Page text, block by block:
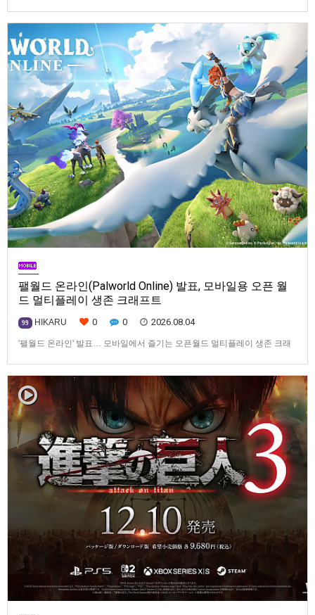
팰월드 온라인(Palworld Online) 발표, 모바일용 오픈 월
드 멀티플레이 생존 크래프트
99 HIKARU 0 0 2026.08.04
'팰월드 온라인' 발표… 모바일에서 즐기는 오픈월드 멀티플레이 생존 크래
인Pocketpair의 정식 라이선스를 받아, 글로벌 히트작 '팰월드(Palworld)'를
기반으로 한…